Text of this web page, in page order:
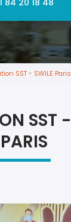
SST - SWILE Paris
SST
PARIS